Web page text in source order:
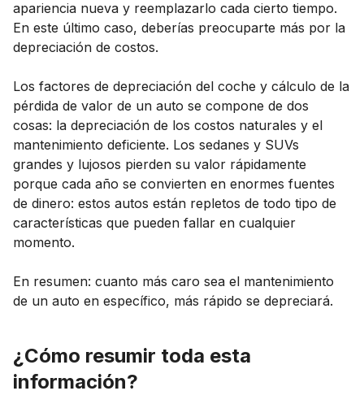
apariencia nueva y reemplazarlo cada cierto tiempo.
En este último caso, deberías preocuparte más por la
depreciación de costos.
Los factores de depreciación del coche y cálculo de la
pérdida de valor de un auto se compone de dos
cosas: la depreciación de los costos naturales y el
mantenimiento deficiente. Los sedanes y SUVs
grandes y lujosos pierden su valor rápidamente
porque cada año se convierten en enormes fuentes
de dinero: estos autos están repletos de todo tipo de
características que pueden fallar en cualquier
momento.
En resumen: cuanto más caro sea el mantenimiento
de un auto en específico, más rápido se depreciará.
¿Cómo resumir toda esta
información?